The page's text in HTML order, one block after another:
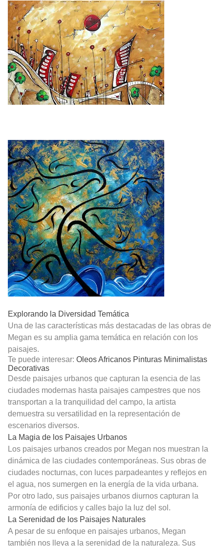
Explorando la Diversidad Temática
Una de las características más destacadas de las obras de
Megan es su amplia gama temática en relación con los
paisajes.
Te puede interesar: Oleos Africanos Pinturas Minimalistas
Decorativas
Desde paisajes urbanos que capturan la esencia de las
ciudades modernas hasta paisajes campestres que nos
transportan a la tranquilidad del campo, la artista
demuestra su versatilidad en la representación de
escenarios diversos.
La Magia de los Paisajes Urbanos
Los paisajes urbanos creados por Megan nos muestran la
dinámica de las ciudades contemporáneas. Sus obras de
ciudades nocturnas, con luces parpadeantes y reflejos en
el agua, nos sumergen en la energía de la vida urbana.
Por otro lado, sus paisajes urbanos diurnos capturan la
armonía de edificios y calles bajo la luz del sol.
La Serenidad de los Paisajes Naturales
A pesar de su enfoque en paisajes urbanos, Megan
también nos lleva a la serenidad de la naturaleza. Sus